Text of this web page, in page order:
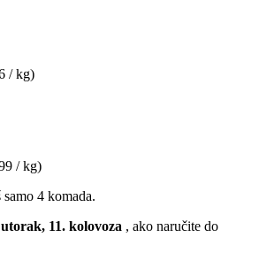
/ kg)
/ kg)
4 komada.
11. kolovoza , ako naručite do